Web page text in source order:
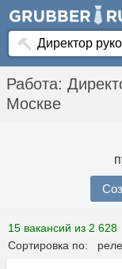
Работа:
Москве
15 вакансий из 2 628
Сортировка по: